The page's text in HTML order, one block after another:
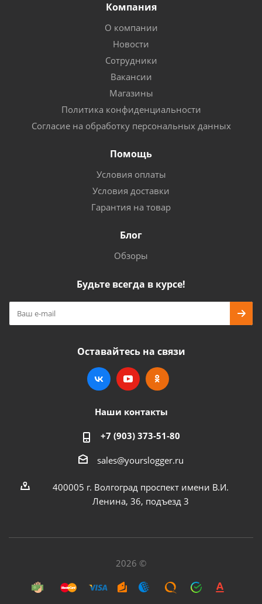
Компания
О компании
Новости
Сотрудники
Вакансии
Магазины
Политика конфиденциальности
Согласие на обработку персональных данных
Помощь
Условия оплаты
Условия доставки
Гарантия на товар
Блог
Обзоры
Будьте всегда в курсе!
Оставайтесь на связи
Наши контакты
+7 (903) 373-51-80
sales@yourslogger.ru
400005 г. Волгоград проспект имени В.И.
Ленина, 36, подъезд 3
2026 ©